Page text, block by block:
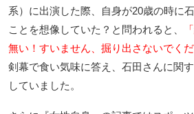
系）に出演した際、自身が20歳の時に
ことを想像していた？と問われると、
無い！すいません、掘り出さないでくだ
剣幕で食い気味に答え、石田さんに関
していました。